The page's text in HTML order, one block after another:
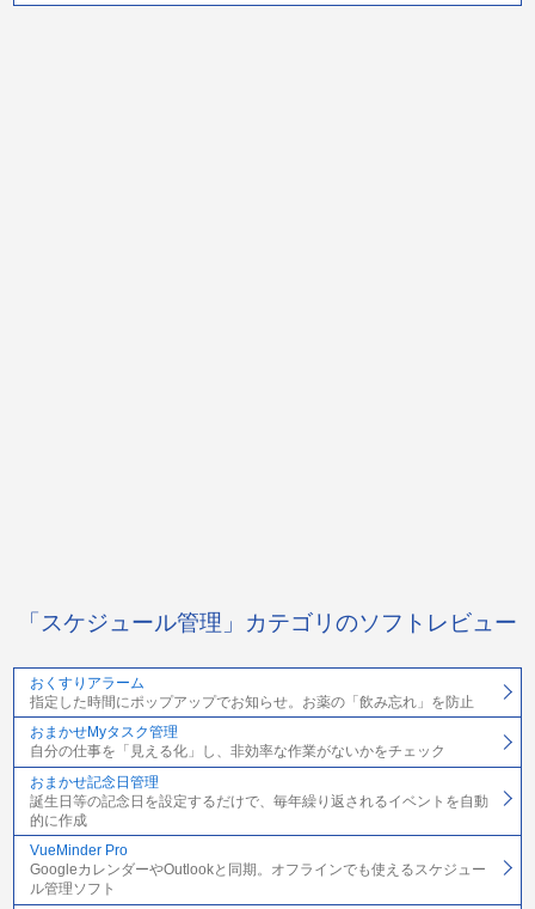
「スケジュール管理」カテゴリのソフトレビュー
おくすりアラーム
指定した時間にポップアップでお知らせ。お薬の「飲み忘れ」を防止
おまかせMyタスク管理
自分の仕事を「見える化」し、非効率な作業がないかをチェック
おまかせ記念日管理
誕生日等の記念日を設定するだけで、毎年繰り返されるイベントを自動
的に作成
VueMinder Pro
GoogleカレンダーやOutlookと同期。オフラインでも使えるスケジュー
ル管理ソフト